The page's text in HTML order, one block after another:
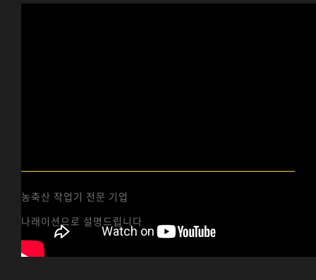
농축산 작업기 전문 기업
나래이션으로 설명드립니다